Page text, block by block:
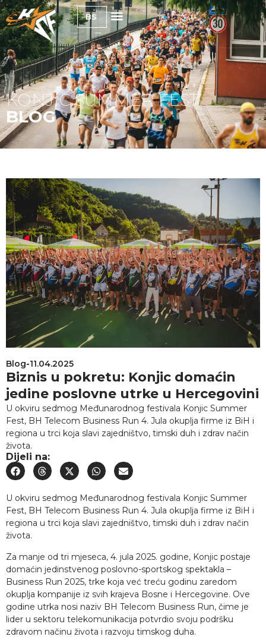
BS
KONJIC SUMMER FEST
BLOG
Blog-11.04.2025
Biznis u pokretu: Konjic domaćin
jedine poslovne utrke u Hercegovini
U okviru sedmog Međunarodnog festivala Konjic Summer
Fest, BH Telecom Business Run 4. Jula okuplja firme iz BiH i
regiona u trci koja slavi zajedništvo, timski duh i zdrav način
života.
Dijeli na:
U okviru sedmog Međunarodnog festivala Konjic Summer
Fest, BH Telecom Business Run 4. Jula okuplja firme iz BiH i
regiona u trci koja slavi zajedništvo, timski duh i zdrav način
života.
Za manje od tri mjeseca, 4. jula 2025. godine, Konjic postaje
domaćin jedinstvenog poslovno-sportskog spektakla –
Business Run 2025, trke koja već treću godinu zaredom
okuplja kompanije iz svih krajeva Bosne i Hercegovine. Ove
godine utrka nosi naziv BH Telecom Business Run, čime je
lider u sektoru telekomunikacija potvrdio svoju podršku
zdravom načinu života i razvoju timskog duha.